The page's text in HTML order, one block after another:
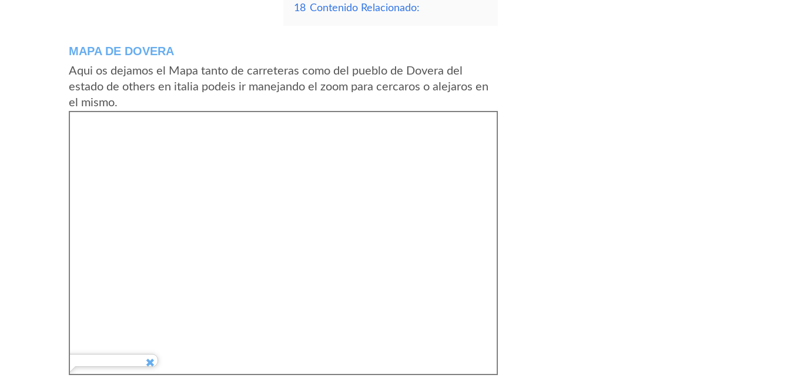
18 Contenido Relacionado:
MAPA DE DOVERA
Aqui os dejamos el Mapa tanto de carreteras como del pueblo de Dovera del
estado de others en italia podeis ir manejando el zoom para cercaros o alejaros en
el mismo.